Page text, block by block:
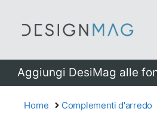
Aggiungi DesiMag alle
Home Complementi d'arredo